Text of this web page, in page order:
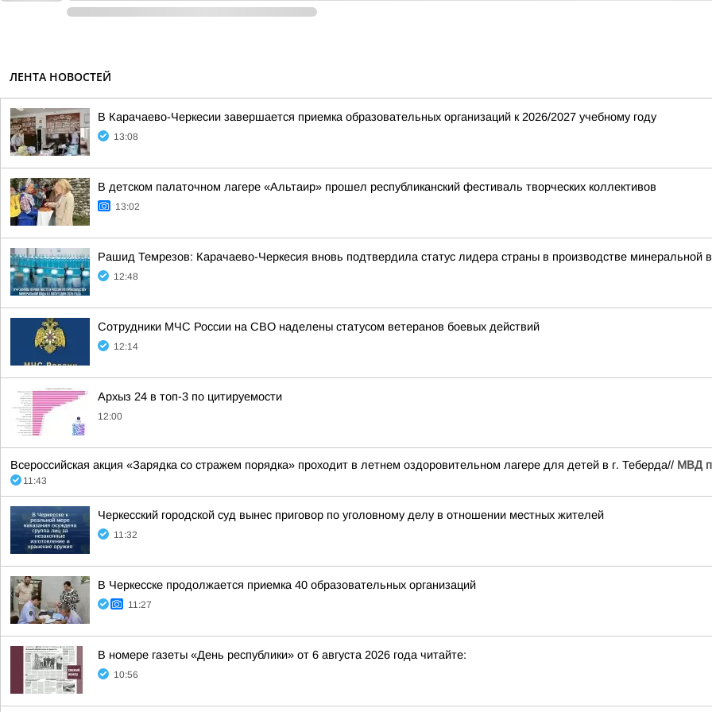
ЛЕНТА НОВОСТЕЙ
В Карачаево-Черкесии завершается приемка образовательных организаций к 2026/2027 учебному году
13:08
В детском палаточном лагере «Альтаир» прошел республиканский фестиваль творческих коллективов
13:02
Рашид Темрезов: Карачаево-Черкесия вновь подтвердила статус лидера страны в производстве минеральной
12:48
Сотрудники МЧС России на СВО наделены статусом ветеранов боевых действий
12:14
Архыз 24 в топ-3 по цитируемости
12:00
Всероссийская акция «Зарядка со стражем порядка» проходит в летнем оздоровительном лагере для детей в г. Теберда// МВД
11:43
Черкесский городской суд вынес приговор по уголовному делу в отношении местных жителей
11:32
В Черкесске продолжается приемка 40 образовательных организаций
11:27
В номере газеты «День республики» от 6 августа 2026 года читайте:
10:56